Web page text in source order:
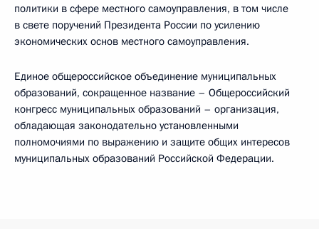
политики в сфере местного самоуправления, в том числе
в свете поручений Президента России по усилению
экономических основ местного самоуправления.
Единое общероссийское объединение муниципальных
образований, сокращенное название – Общероссийский
конгресс муниципальных образований – организация,
обладающая законодательно установленными
полномочиями по выражению и защите общих интересов
муниципальных образований Российской Федерации.